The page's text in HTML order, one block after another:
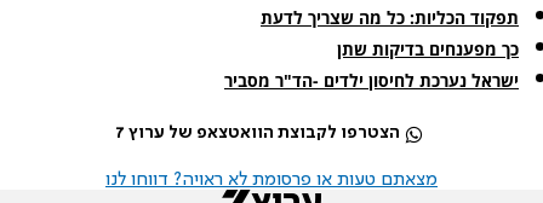
תפקוד הכליות: כל מה שצריך לדעת
כך מפענחים בדיקות שתן
ישראל נערכת לחיסון ילדים -הד"ר מסביר
הצטרפו לקבוצת הוואטצאפ של ערוץ 7
מצאתם טעות או פרסומת לא ראויה? דווחו לנו